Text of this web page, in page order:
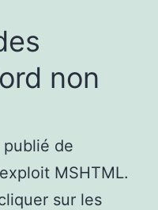
non
publié de
MSHTML.
sur les